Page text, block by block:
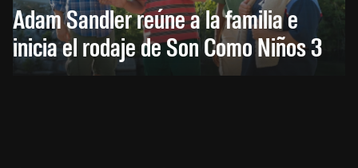
Adam Sandler reúne a la familia e
inicia el rodaje de Son Como Niños 3